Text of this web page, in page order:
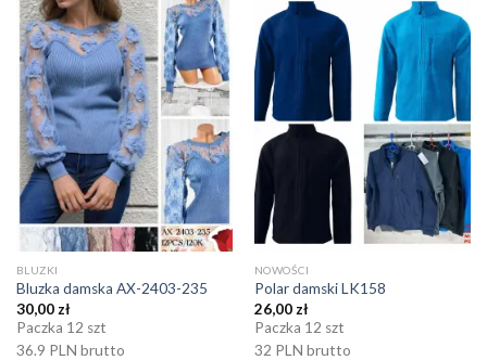
BLUZKI
Bluzka damska AX-2403-235
30,00 zł
Paczka 12 szt
36.9 PLN brutto
NOWOŚCI
Polar damski LK158
26,00 zł
Paczka 12 szt
32 PLN brutto